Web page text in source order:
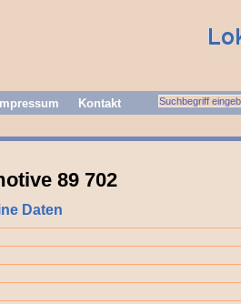
Kontakt
89 702
Daten